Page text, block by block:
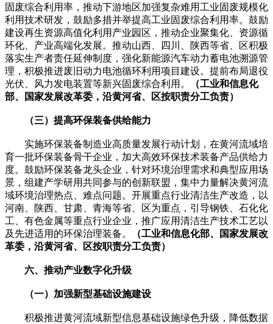
固废综合利用率，推动下游地区加强复杂难用工业固废规模化
利用技术研发，鼓励多措并举提高工业固废综合利用率。鼓励
建设再生资源高值化利用产业园区，推动企业聚集化、资源循
环化、产业高端化发展。推动山西、四川、陕西等省、区积极
落实生产者责任延伸制度，强化新能源汽车动力蓄电池溯源管
理，积极推进废旧动力电池循环利用项目建设。提前布局退役
光伏、风力发电装置等新兴固废综合利用。
（工业和信息化
部、国家发展改革委，沿黄河省、区按职责分工负责）
（三）提高环保装备供给能力
实施环保装备制造业高质量发展行动计划，在黄河流域培
育一批环保装备骨干企业，加大高效环保技术装备产品供给力
度。鼓励环保装备龙头企业，针对环境治理需求和典型应用场
景，组建产学研用共同参与的创新联盟，集中力量解决黄河流
域环境治理热点、难点问题。开展重点行业清洁生产改造，以
河南、陕西、甘肃、青海等省、区为重点，引导钢铁、石化化
工、有色金属等重点行业企业，推广应用清洁生产技术工艺以
及先进适用的环保治理装备。
（工业和信息化部、国家发展改
革委，沿黄河省、区按职责分工负责）
六、推动产业数字化升级
（一）加强新型基础设施建设
积极推进黄河流域新型信息基础设施绿色升级，降低数据